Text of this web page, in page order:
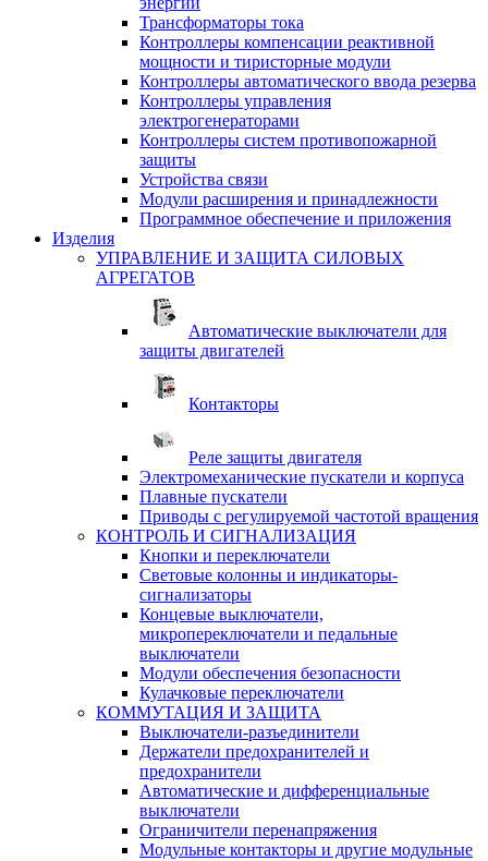
Трансформаторы тока
Контроллеры компенсации реактивной
мощности и тиристорные модули
Контроллеры автоматического ввода резерва
Контроллеры управления
электрогенераторами
Контроллеры систем противопожарной
защиты
Устройства связи
Модули расширения и принадлежности
Программное обеспечение и приложения
Изделия
УПРАВЛЕНИЕ И ЗАЩИТА СИЛОВЫХ
АГРЕГАТОВ
Автоматические выключатели для
защиты двигателей
Контакторы
Реле защиты двигателя
Электромеханические пускатели и корпуса
Плавные пускатели
Приводы с регулируемой частотой вращения
КОНТРОЛЬ И СИГНАЛИЗАЦИЯ
Кнопки и переключатели
Световые колонны и индикаторы-
сигнализаторы
Концевые выключатели,
микропереключатели и педальные
выключатели
Модули обеспечения безопасности
Кулачковые переключатели
КОММУТАЦИЯ И ЗАЩИТА
Выключатели-разъединители
Держатели предохранителей и
предохранители
Автоматические и дифференциальные
выключатели
Ограничители перенапряжения
Модульные контакторы и другие модульные